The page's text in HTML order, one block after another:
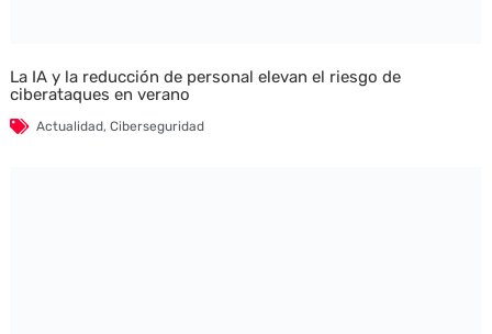
La IA y la reducción de personal elevan el riesgo de
ciberataques en verano
Actualidad, Ciberseguridad